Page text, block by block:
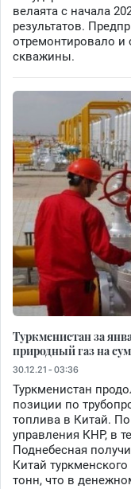
велаята с начала
результатов.
отремонтировало и
скважины.
Туркменистан за
природный газ на
30.12.21 - 03:36
Туркменистан
позиции по
топлива в Китай.
управления КНР, в
Поднебесная
Китай
тонн, что в